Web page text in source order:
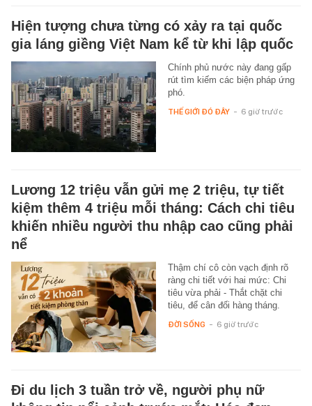
Hiện tượng chưa từng có xảy ra tại quốc
gia láng giềng Việt Nam kể từ khi lập quốc
Chính phủ nước này đang gấp
rút tìm kiếm các biện pháp ứng
phó.
THẾ GIỚI ĐÓ ĐÂY - 6 giờ trước
Lương 12 triệu vẫn gửi mẹ 2 triệu, tự tiết
kiệm thêm 4 triệu mỗi tháng: Cách chi tiêu
khiến nhiều người thu nhập cao cũng phải
nể
Thậm chí cô còn vạch định rõ
ràng chi tiết với hai mức: Chi
tiêu vừa phải - Thắt chặt chi
tiêu, để cân đối hàng tháng.
ĐỜI SỐNG - 6 giờ trước
Đi du lịch 3 tuần trở về, người phụ nữ